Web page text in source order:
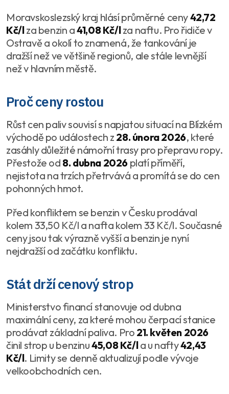
Moravskoslezský kraj hlásí průměrné ceny42,72
Kč/lza benzin a41,08 Kč/lza naftu. Pro řidiče v
Ostravě a okolí to znamená, že tankování je
dražší než ve většině regionů, ale stále levnější
než v hlavním městě.
Proč ceny rostou
Růst cen paliv souvisí s napjatou situací na Blízkém
východě po událostech z 28. února 2026, které
zasáhly důležité námořní trasy pro přepravu ropy.
Přestože od 8. dubna 2026 platí příměří,
nejistota na trzích přetrvává a promítá se do cen
pohonných hmot.
Před konfliktem se benzin v Česku prodával
kolem 33,50 Kč/l a nafta kolem 33 Kč/l. Současné
ceny jsou tak výrazně vyšší a benzin je nyní
nejdražší od začátku konfliktu.
Stát drží cenový strop
Ministerstvo financí stanovuje od dubna
maximální ceny, za které mohou čerpací stanice
prodávat základní paliva. Pro 21. květen 2026
činil strop u benzinu45,08 Kč/la u nafty42,43
Kč/l. Limity se denně aktualizují podle vývoje
velkoobchodních cen.